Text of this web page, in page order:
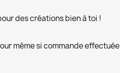
des créations bien à toi !
même si commande effectuée